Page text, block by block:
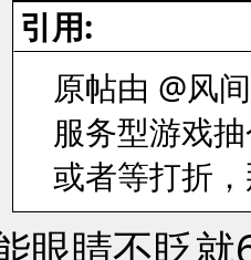
引用:
原帖由 @风
服务型游戏
或者等打折
眼睛不眨